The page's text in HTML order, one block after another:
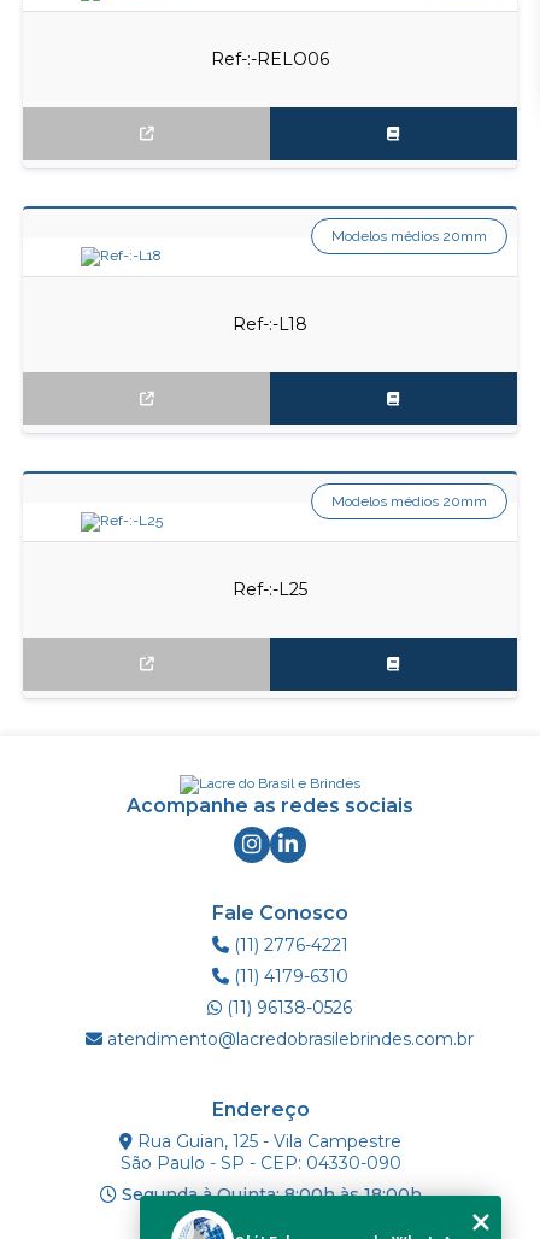
Ref-:-RELO06
Ref-:-L18
Modelos médios 20mm
Ref-:-L25
Modelos médios 20mm
Acompanhe as redes sociais
Fale Conosco
(11) 2776-4221
(11) 4179-6310
(11) 96138-0526
atendimento@lacredobrasilebrindes.com.br
Endereço
Rua Guian, 125 - Vila Campestre
São Paulo - SP - CEP: 04330-090
Segunda à Quinta: 8:00h às 18:00h